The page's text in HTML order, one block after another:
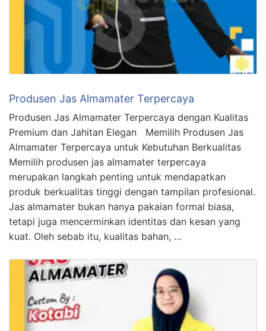
Produsen Jas Almamater Terpercaya
Produsen Jas Almamater Terpercaya dengan Kualitas
Premium dan Jahitan Elegan Memilih Produsen Jas
Almamater Terpercaya untuk Kebutuhan Berkualitas
Memilih produsen jas almamater terpercaya
merupakan langkah penting untuk mendapatkan
produk berkualitas tinggi dengan tampilan profesional.
Jas almamater bukan hanya pakaian formal biasa,
tetapi juga mencerminkan identitas dan kesan yang
kuat. Oleh sebab itu, kualitas bahan, …